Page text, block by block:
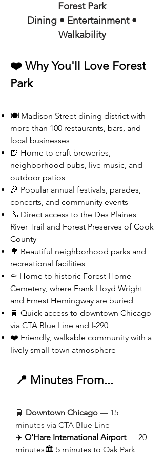
Forest Park
Dining • Entertainment •
Walkability
❤️ Why You'll Love Forest
Park
🍽️ Madison Street dining district with
more than 100 restaurants, bars, and
local businesses
🍺 Home to craft breweries,
neighborhood pubs, live music, and
outdoor patios
🎉 Popular annual festivals, parades,
concerts, and community events
🚴 Direct access to the Des Plaines
River Trail and Forest Preserves of Cook
County
🌳 Beautiful neighborhood parks and
recreational facilities
⚰️ Home to historic Forest Home
Cemetery, where Frank Lloyd Wright
and Ernest Hemingway are buried
🚆 Quick access to downtown Chicago
via CTA Blue Line and I-290
❤️ Friendly, walkable community with a
lively small-town atmosphere
📍 Minutes From...
🚆 Downtown Chicago — 15
minutes via CTA Blue Line
✈️ O'Hare International Airport— 20
minutes🏛️ 5 minutes to Oak Park